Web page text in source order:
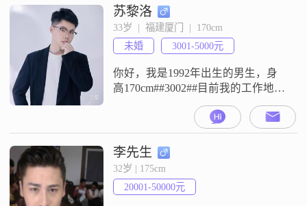
历是大专##3002##关于我的性格，
朋友们都说我是个温柔体贴的人，
平时性格也比较开朗爱笑##3002##
我
苏黎洛
33岁  |  福建厦门  |  170cm
未婚
3001-5000元
你好，我是1992年出生的男生，身
高170cm##3002##目前我的工作地在
厦门，月收入在8001到12000元这个
区间##3002##我的学历是大学本科
##3002##关于我个人的一些特点，
身边的人评价我是一个稳重可靠的
人，我也确实觉得自己责任感比较
强##3002##平时在生活里，我喜欢
规划未来，不管是对于工作还是
李先生
32岁 | 175cm
20001-50000元